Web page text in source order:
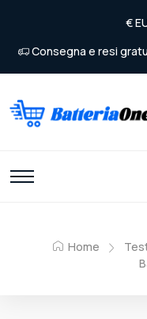
Consegna e resi
Home